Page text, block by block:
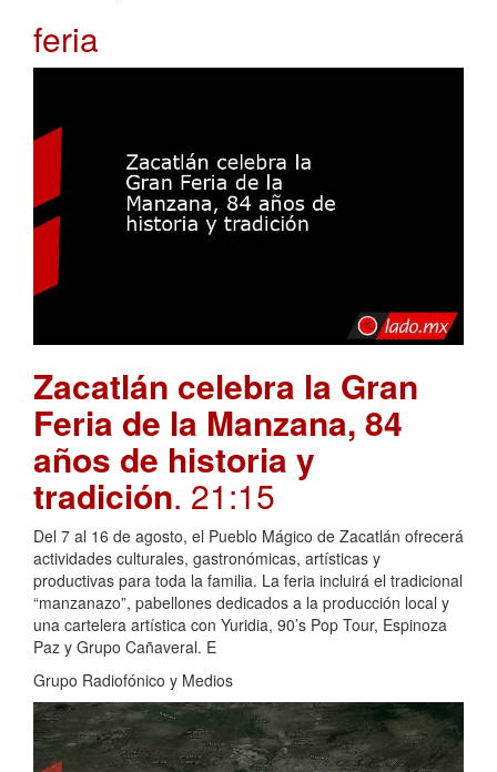
feria
Zacatlán celebra la Gran
Feria de la Manzana, 84
años de historia y
tradición. 21:15
Del 7 al 16 de agosto, el Pueblo Mágico de Zacatlán ofrecerá
actividades culturales, gastronómicas, artísticas y
productivas para toda la familia. La feria incluirá el tradicional
“manzanazo”, pabellones dedicados a la producción local y
una cartelera artística con Yuridia, 90’s Pop Tour, Espinoza
Paz y Grupo Cañaveral. E
Grupo Radiofónico y Medios